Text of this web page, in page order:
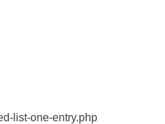
list-one-entry.php